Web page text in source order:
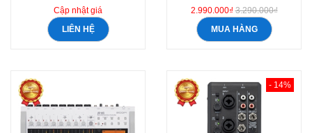
Cập nhật giá
LIÊN HỆ
2.990.000₫3.290.000₫
MUA HÀNG
- 14%